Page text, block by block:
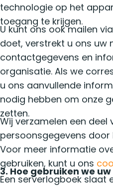
technologie op het
toegang te krijgen.
U kunt ons ook mailen
doet, verstrekt u ons uw
contactgegevens en
organisatie. Als we
u ons aanvullende
nodig hebben om onze
zetten.
Wij verzamelen een deel
persoonsgegevens
Voor meer informatie
gebruiken, kunt u ons
3. Hoe gebruiken we
Een serverlogboek slaat